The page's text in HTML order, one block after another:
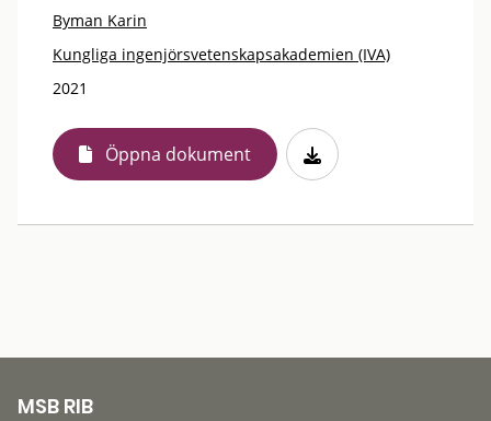
Byman Karin
Kungliga ingenjörsvetenskapsakademien (IVA)
2021
Öppna dokument
MSB RIB